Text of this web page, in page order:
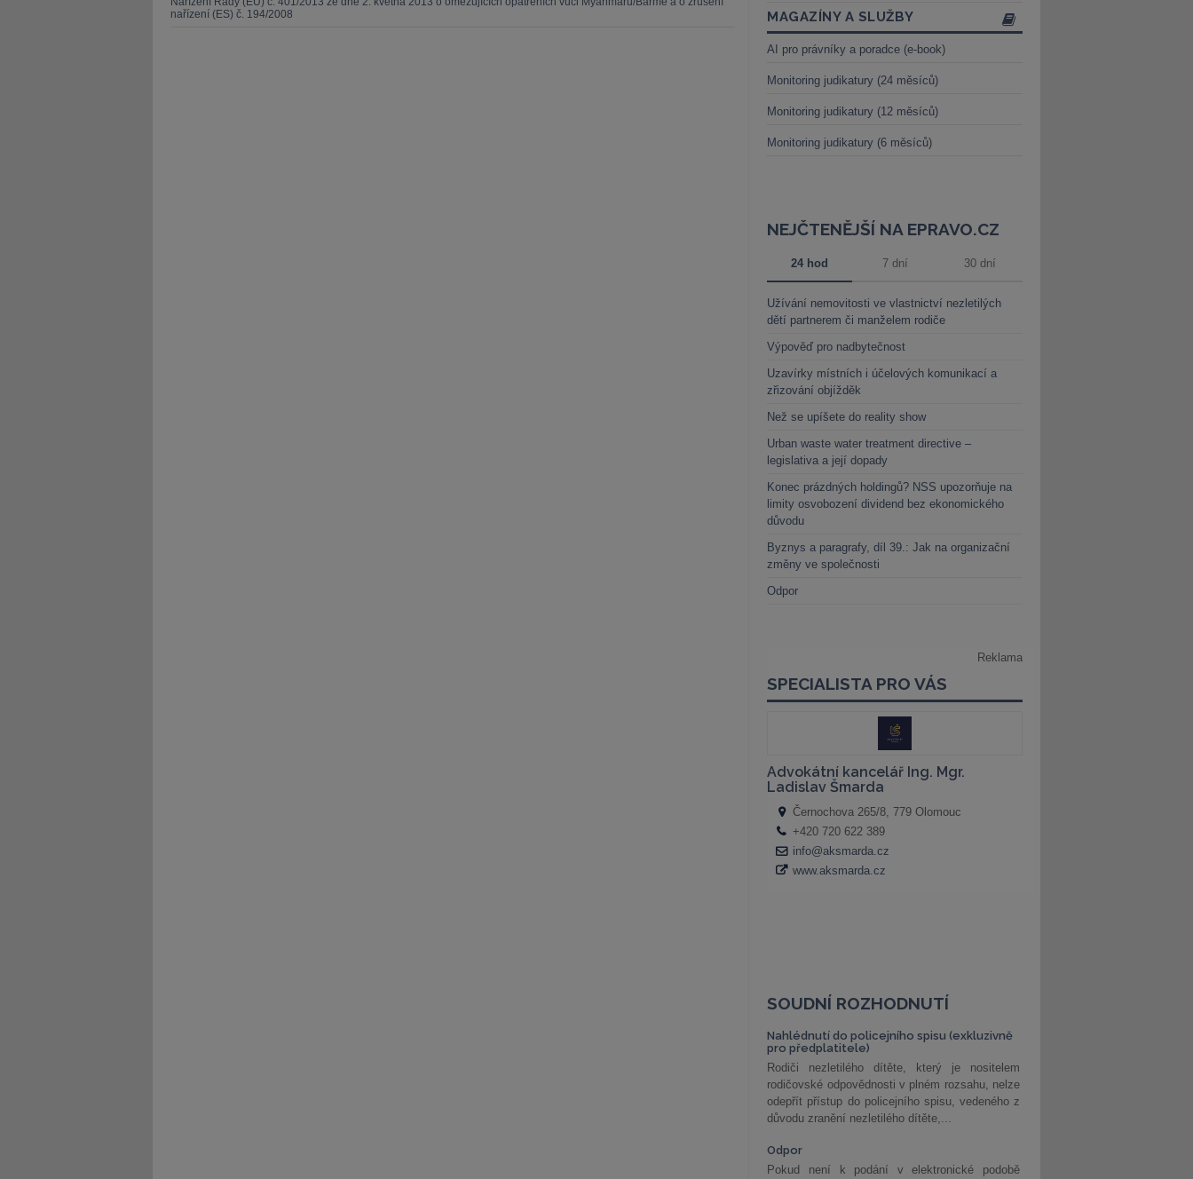
nařízení (ES) č. 194/2008
MAGAZÍNY A SLUŽBY
AI pro právníky a poradce (e-book)
Monitoring judikatury (24 měsíců)
Monitoring judikatury (12 měsíců)
Monitoring judikatury (6 měsíců)
NEJČTENĚJŠÍ NA EPRAVO.CZ
24 hod 7 dní 30 dní
Užívání nemovitosti ve vlastnictví nezletilých
dětí partnerem či manželem rodiče
Výpověď pro nadbytečnost
Uzavírky místních i účelových komunikací a
zřizování objížděk
Než se upíšete do reality show
Urban waste water treatment directive –
legislativa a její dopady
Konec prázdných holdingů? NSS upozorňuje na
limity osvobození dividend bez ekonomického
důvodu
Byznys a paragrafy, díl 39.: Jak na organizační
změny ve společnosti
Odpor
SOUDNÍ ROZHODNUTÍ
Nahlédnutí do policejního spisu (exkluzivně
pro předplatitele)
Rodiči nezletilého dítěte, který je nositelem
rodičovské odpovědnosti v plném rozsahu, nelze
odepřít přístup do policejního spisu, vedeného z
důvodu zranění nezletilého dítěte,...
Odpor
Pokud není k podání v elektronické podobě